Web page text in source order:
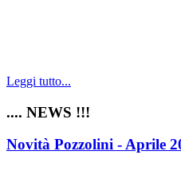
Leggi tutto...
.... NEWS !!!
Novità Pozzolini - Aprile